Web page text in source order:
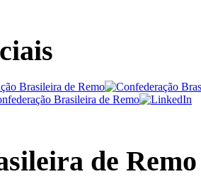
de Remo